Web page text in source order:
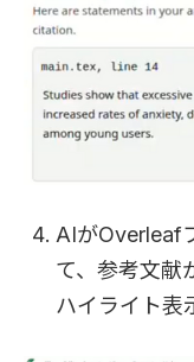
AIがOverleaf
て、参考文献
ハイライト表